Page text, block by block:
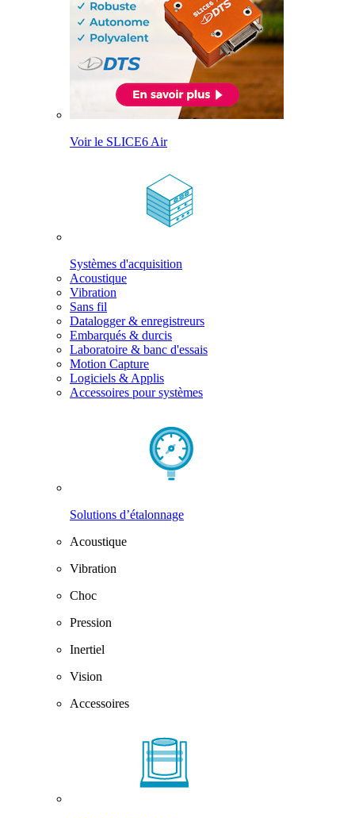
Voir le SLICE6 Air
Systèmes d'acquisition
Acoustique
Vibration
Sans fil
Datalogger & enregistreurs
Embarqués & durcis
Laboratoire & banc d'essais
Motion Capture
Logiciels & Applis
Accessoires pour systèmes
Solutions d’étalonnage
Acoustique
Vibration
Choc
Pression
Inertiel
Vision
Accessoires